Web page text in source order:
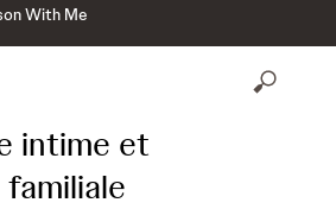
With Me
intime et